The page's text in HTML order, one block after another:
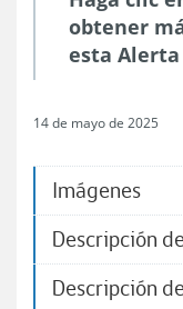
obtener
esta Alerta
14 de mayo de 2025
Imágenes
Descripción
Descripción